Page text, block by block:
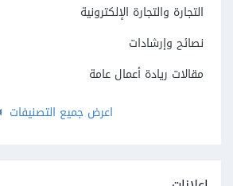
التجارة والتجارة الإلكترونية
نصائح وإرشادات
مقالات ريادة أعمال عامة
اعرض جميع التصنيفات